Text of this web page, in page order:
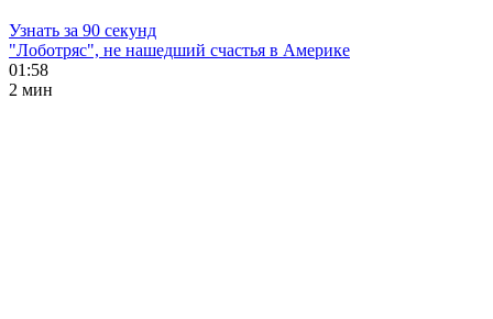
Узнать за 90 секунд
"Лоботряс", не нашедший счастья в Америке
01:58
2 мин